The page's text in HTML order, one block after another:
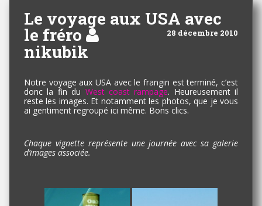
Le voyage aux USA avec
le fréro 28 décembre 2010
nikubik
Notre voyage aux USA avec le frangin est terminé, c’est
donc la fin du West coast rampage. Heureusement il
reste les images. Et notamment les photos, que je vous
ai gentiment regroupé ici même. Bons clics.
Chaque vignette représente une journée avec sa galerie
d’images associée.